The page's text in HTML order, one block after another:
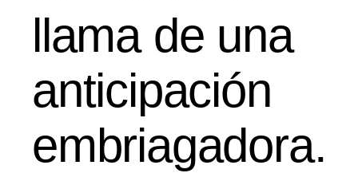
llama de una
anticipación
embriagadora.